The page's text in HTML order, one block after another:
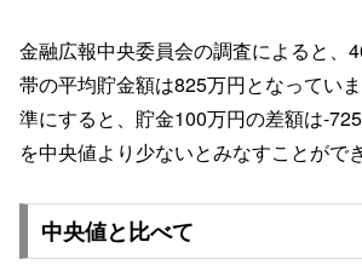
金融広報中央委員会の調査によると、
帯の平均貯金額は825万円となってい
準にすると、貯金100万円の差額は-
を中央値より少ないとみなすことがで
中央値と比べて